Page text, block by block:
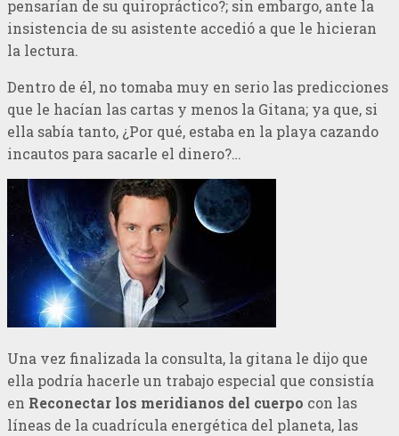
pensarían de su quiropráctico?; sin embargo, ante la
insistencia de su asistente accedió a que le hicieran
la lectura.
Dentro de él, no tomaba muy en serio las predicciones
que le hacían las cartas y menos la Gitana; ya que, si
ella sabía tanto, ¿Por qué, estaba en la playa cazando
incautos para sacarle el dinero?…
Una vez finalizada la consulta, la gitana le dijo que
ella podría hacerle un trabajo especial que consistía
en Reconectar los meridianos del cuerpo con las
líneas de la cuadrícula energética del planeta, las